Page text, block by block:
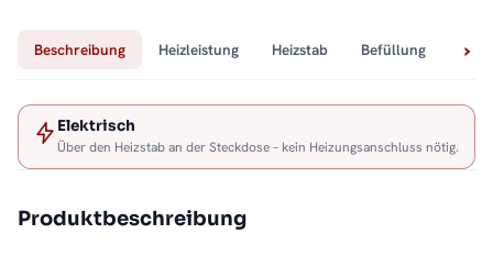
Beschreibung Heizleistung Heizstab Befüllung
Elektrisch
Über den Heizstab an der Steckdose – kein Heizungsanschluss nötig.
Produktbeschreibung